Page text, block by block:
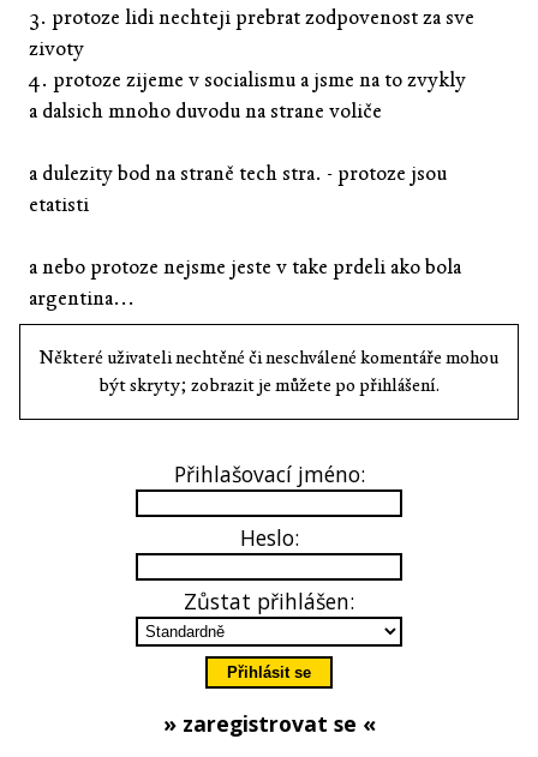
3. protoze lidi nechteji prebrat zodpovenost za sve
zivoty
4. protoze zijeme v socialismu a jsme na to zvykly
a dalsich mnoho duvodu na strane voliče
a dulezity bod na straně tech stra. - protoze jsou
etatisti
a nebo protoze nejsme jeste v take prdeli ako bola
argentina...
Některé uživateli nechtěné či neschválené komentáře mohou
být skryty; zobrazit je můžete po přihlášení.
Přihlašovací jméno:
Heslo:
Zůstat přihlášen:
» zaregistrovat se «